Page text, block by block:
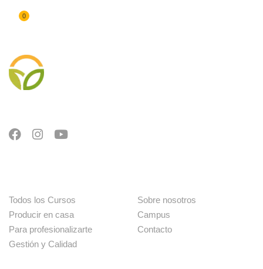
0
Todos los Cursos
Producir en casa
Para profesionalizarte
Gestión y Calidad
Sobre nosotros
Campus
Contacto